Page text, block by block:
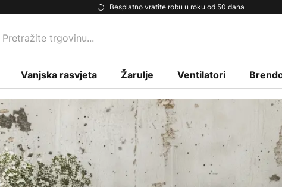
Besplatno vratite robu u roku od 50 dana
Pretražite
trgovinu...
Vanjska rasvjeta Žarulje Ventilatori